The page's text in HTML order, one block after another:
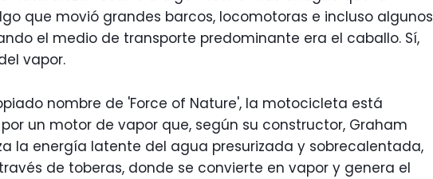
que movió grandes barcos, locomotoras e incluso algunos
el medio de transporte predominante era el caballo. Sí,
vapor.
nombre de 'Force of Nature', la motocicleta está
un motor de vapor que, según su constructor, Graham
la energía latente del agua presurizada y sobrecalentada,
de toberas, donde se convierte en vapor y genera el